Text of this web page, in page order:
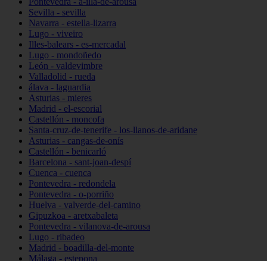
Sevilla - sevilla
Navarra - estella-lizarra
Lugo - viveiro
Illes-balears - es-mercadal
Lugo - mondoñedo
León - valdevimbre
Valladolid - rueda
álava - laguardia
Asturias - mieres
Madrid - el-escorial
Castellón - moncofa
Santa-cruz-de-tenerife - los-llanos-de-aridane
Asturias - cangas-de-onís
Castellón - benicarló
Barcelona - sant-joan-despí
Cuenca - cuenca
Pontevedra - redondela
Pontevedra - o-porriño
Huelva - valverde-del-camino
Gipuzkoa - aretxabaleta
Pontevedra - vilanova-de-arousa
Lugo - ribadeo
Madrid - boadilla-del-monte
Málaga - estepona